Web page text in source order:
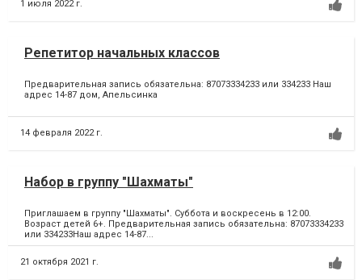
1 июля 2022 г.
Репетитор начальных классов
Предварительная запись обязательна: 87073334233 или 334233 Наш
адрес 14-87 дом, Апельсинка
14 февраля 2022 г.
Набор в группу "Шахматы"
Приглашаем в группу "Шахматы". Суббота и воскресень в 12:00.
Возраст детей 6+. Предварительная запись обязательна: 87073334233
или 334233Наш адрес 14-87...
21 октября 2021 г.